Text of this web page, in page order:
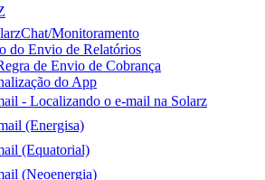
Monitoramento
do Envio de Relatórios
de Envio de Cobrança
do App
- Localizando o e-mail na Solarz
(Energisa)
(Equatorial)
(Neoenergia)